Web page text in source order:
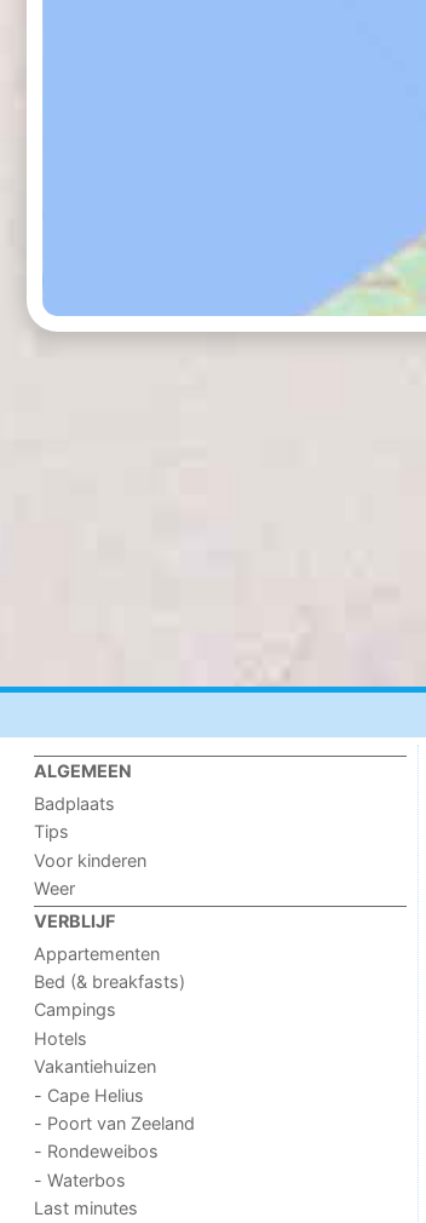
ALGEMEEN
Badplaats
Tips
Voor kinderen
Weer
VERBLIJF
Appartementen
Bed (& breakfasts)
Campings
Hotels
Vakantiehuizen
- Cape Helius
- Poort van Zeeland
- Rondeweibos
- Waterbos
Last minutes